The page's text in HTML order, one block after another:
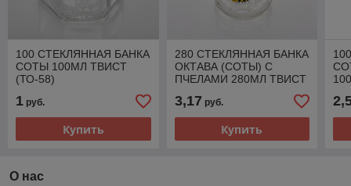
100 СТЕКЛЯННАЯ БАНКА
СОТЫ 100МЛ ТВИСТ
(ТО-58)
1 руб.
Купить
280 СТЕКЛЯННАЯ БАНКА
ОКТАВА (СОТЫ) С
ПЧЕЛАМИ 280МЛ ТВИСТ
3,17 руб.
Купить
О нас